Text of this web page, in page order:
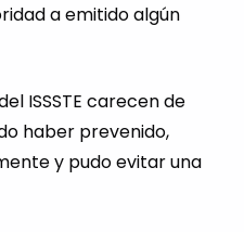
a emitido algún
ISSSTE carecen de
haber prevenido,
y pudo evitar una